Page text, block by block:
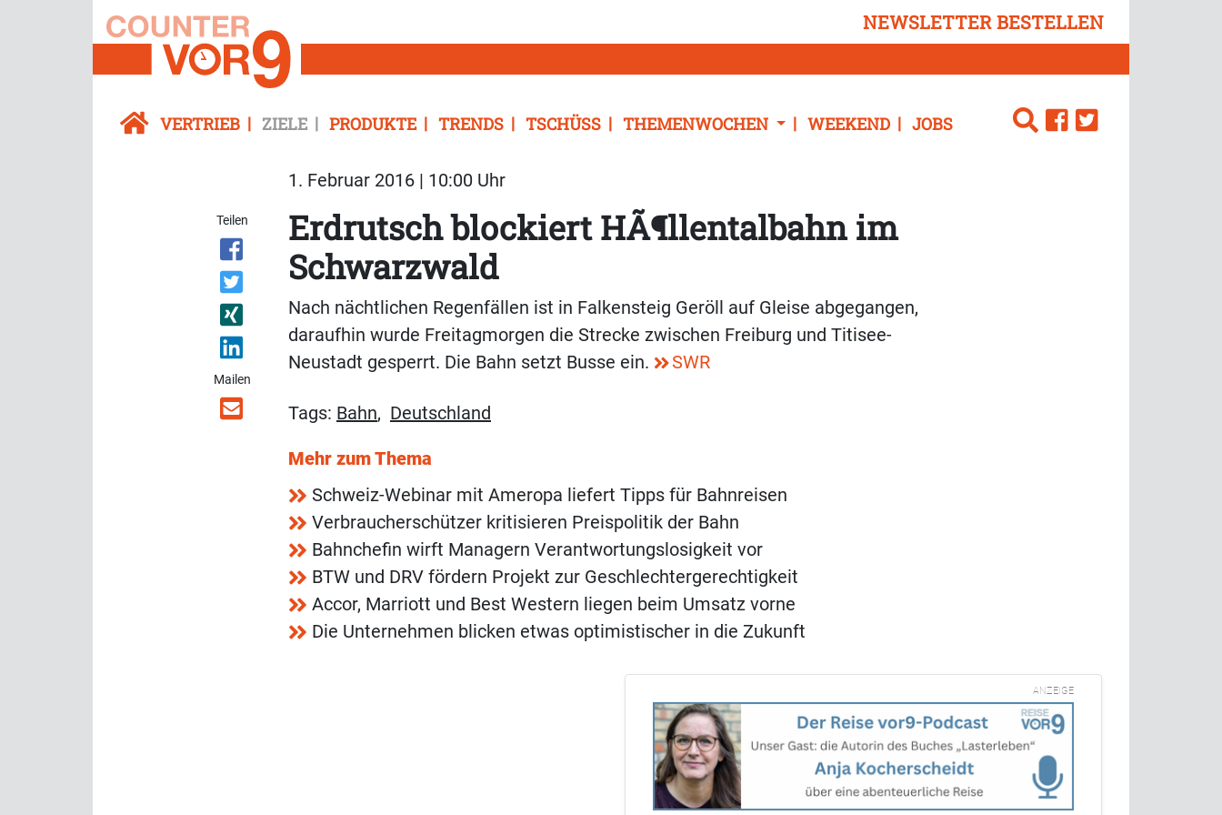
NEWSLETTER BESTELLEN
VERTRIEB ZIELE PRODUKTE TRENDS TSCHÜSS THEMENWOCHEN WEEKEND JOBS
1. Februar 2016 | 10:00 Uhr
Teilen
Mailen
Erdrutsch blockiert HÃ¶llentalbahn im
Schwarzwald
Nach nächtlichen Regenfällen ist in Falkensteig Geröll auf Gleise abgegangen,
daraufhin wurde Freitagmorgen die Strecke zwischen Freiburg und Titisee-
Neustadt gesperrt. Die Bahn setzt Busse ein.
SWR
Tags: Bahn, Deutschland
Mehr zum Thema
Schweiz-Webinar mit Ameropa liefert Tipps für Bahnreisen
Verbraucherschützer kritisieren Preispolitik der Bahn
Bahnchefin wirft Managern Verantwortungslosigkeit vor
BTW und DRV fördern Projekt zur Geschlechtergerechtigkeit
Accor, Marriott und Best Western liegen beim Umsatz vorne
Die Unternehmen blicken etwas optimistischer in die Zukunft
ANZEIGE